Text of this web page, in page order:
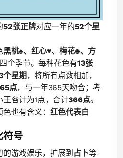
52张正牌对应一年的52个星
黑桃♠、红心♥、梅花♣、方
个季节。每种花色有13张
个星期 ，将所有点数相加，
点，与一年365天吻合；考
各计为1点，合计366点。
也有含义： 红色代表白
符号
游戏娱乐，扩展到 占卜等